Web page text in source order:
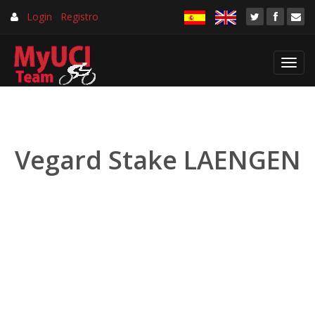
Login Registro
Vegard Stake LAENGEN